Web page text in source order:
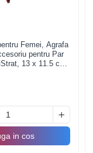
Femei, Agrafa
pentru Par
13 x 11.5 cm,
in cos